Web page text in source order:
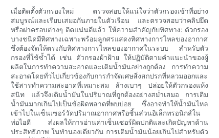
เมื่อติดตั้งตัวกรองใหม่ ตรวจสอบให้แน่ใจว่าตัวกรองเข้าที่อย่าง
สมบูรณ์และเรียบเสมอกันภายในตัวเรือน และตรวจสอบว่าคลิปยึด
หรือฝาครอบต่างๆ ติดแน่นดีแล้ว ให้ความสำคัญกับทิศทาง: ตัวกรอง
บางชนิดมีทิศทางเฉพาะพร้อมลูกศรแสดงทิศทางการไหลของอากาศ
ซึ่งต้องจัดให้ตรงกับทิศทางการไหลของอากาศในระบบ สำหรับตัว
กรองที่ใช้ซ้ำได้ เช่น ตัวกรองผ้าฝ้าย ให้ปฏิบัติตามคำแนะนำของผู้
ผลิตในการทำความสะอาดและเติมน้ำมันอย่างถูกต้อง การทำความ
สะอาดโดยทั่วไปเกี่ยวข้องกับการกำจัดเศษสิ่งสกปรกที่หลวมออกและ
ใช้สารทำความสะอาดที่เหมาะสม ล้างเบาๆ ปล่อยให้ตัวกรองแห้ง
สนิท แล้วจึงเติมน้ำมันในปริมาณที่ถูกต้องอย่างสม่ำเสมอ การเติม
น้ำมันมากเกินไปเป็นข้อผิดพลาดที่พบบ่อย ซึ่งอาจทำให้น้ำมันไหล
เข้าไปในเซ็นเซอร์วัดปริมาณอากาศหรือชิ้นส่วนอิเล็กทรอนิกส์ใน
ท่อไอดี ส่งผลให้การอ่านค่าเซ็นเซอร์ผิดปกติและเกิดปัญหาด้าน
ประสิทธิภาพ ในทำนองเดียวกัน การเติมน้ำมันน้อยเกินไปสำหรับตัว